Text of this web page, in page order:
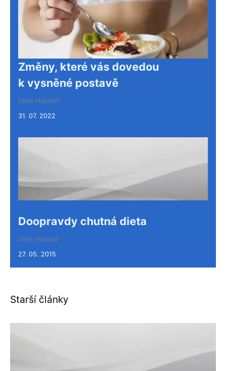
Změny, které vás dovedou
k vysněné postavě
Diety Hubnutí
31. 07. 2022
Doopravdy chutná dieta
Diety Hubnutí
27. 05. 2015
Starší články